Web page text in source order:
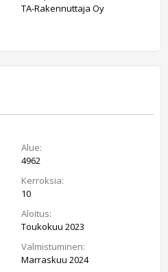
TA-Rakennuttaja Oy
Alue:
4962
Kerroksia:
10
Aloitus:
Toukokuu 2023
Valmistuminen:
Marraskuu 2024